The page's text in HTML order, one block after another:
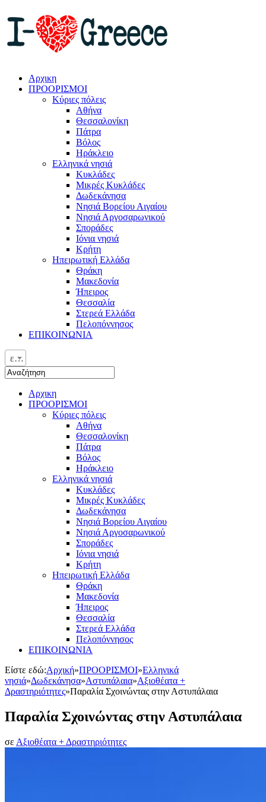
Αρχικη
ΠΡΟΟΡΙΣΜΟΙ
Κύριες πόλεις
Αθήνα
Θεσσαλονίκη
Πάτρα
Βόλος
Ηράκλειο
Ελληνικά νησιά
Κυκλάδες
Μικρές Κυκλάδες
Δωδεκάνησα
Νησιά Βορείου Αιγαίου
Νησιά Αργοσαρωνικού
Σποράδες
Ιόνια νησιά
Κρήτη
Ηπειρωτική Ελλάδα
Θράκη
Μακεδονία
Ήπειρος
Θεσσαλία
Στερεά Ελλάδα
Πελοπόννησος
ΕΠΙΚΟΙΝΩΝΙΑ
ελ
Αρχικη
ΠΡΟΟΡΙΣΜΟΙ
Κύριες πόλεις
Αθήνα
Θεσσαλονίκη
Πάτρα
Βόλος
Ηράκλειο
Ελληνικά νησιά
Κυκλάδες
Μικρές Κυκλάδες
Δωδεκάνησα
Νησιά Βορείου Αιγαίου
Νησιά Αργοσαρωνικού
Σποράδες
Ιόνια νησιά
Κρήτη
Ηπειρωτική Ελλάδα
Θράκη
Μακεδονία
Ήπειρος
Θεσσαλία
Στερεά Ελλάδα
Πελοπόννησος
ΕΠΙΚΟΙΝΩΝΙΑ
Είστε εδώ:Αρχική»ΠΡΟΟΡΙΣΜΟΙ»Ελληνικά
νησιά»Δωδεκάνησα»Αστυπάλαια»Αξιοθέατα +
Δραστηριότητες»Παραλία Σχοινώντας στην Αστυπάλαια
Παραλία Σχοινώντας στην Αστυπάλαια
σε Αξιοθέατα + Δραστηριότητες